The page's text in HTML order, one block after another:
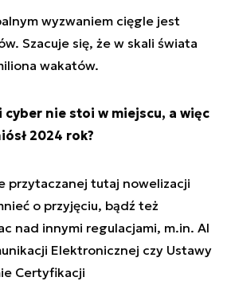
wyzwaniem cięgle jest
Szacuje się, że w skali świata
wakatów.
nie stoi w miejscu, a więc
2024 rok?
przytaczanej tutaj nowelizacji
o przyjęciu, bądź też
nad innymi regulacjami, m.in. AI
Elektronicznej czy Ustawy
Certyfikacji